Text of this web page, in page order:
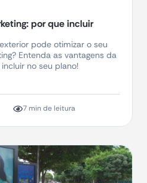
por que incluir
pode otimizar o seu
Entenda as vantagens da
no seu plano!
7 min de leitura